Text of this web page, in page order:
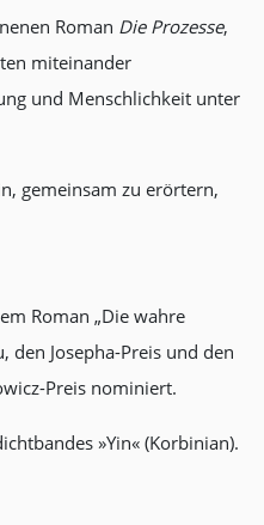
Roman Die Prozesse,
miteinander
und Menschlichkeit unter
gemeinsam zu erörtern,
Roman „Die wahre
den Josepha-Preis und den
Preis nominiert.
»Yin« (Korbinian).